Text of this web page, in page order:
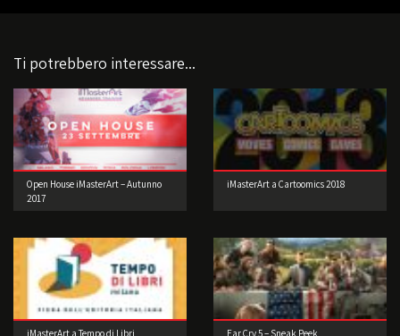
Ti potrebbero interessare...
Open House iMasterArt – Autunno
2017
iMasterArt a Cartoomics 2018
iMasterArt a Tempo di Libri Far Cry 5 – Sneak Peek